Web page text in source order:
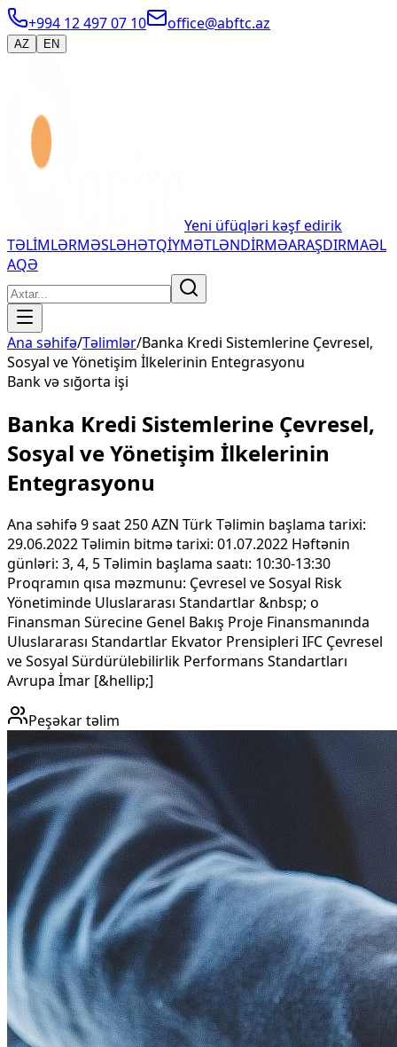
+994 12 497 07 10 office@abftc.az
AZ EN
Yeni üfüqləri kəşf edirik
TƏLİMLƏRMƏSLƏHƏTQİYMƏTLƏNDİRMƏARAŞDIRMAƏL
AQƏ
Ana səhifə/Təlimlər/Banka Kredi Sistemlerine Çevresel,
Sosyal ve Yönetişim İlkelerinin Entegrasyonu
Bank və sığorta işi
Banka Kredi Sistemlerine Çevresel,
Sosyal ve Yönetişim İlkelerinin
Entegrasyonu
Ana səhifə 9 saat 250 AZN Türk Təlimin başlama tarixi:
29.06.2022 Təlimin bitmə tarixi: 01.07.2022 Həftənin
günləri: 3, 4, 5 Təlimin başlama saatı: 10:30-13:30
Proqramın qısa məzmunu: Çevresel ve Sosyal Risk
Yönetiminde Uluslararası Standartlar &nbsp; o
Finansman Sürecine Genel Bakış Proje Finansmanında
Uluslararası Standartlar Ekvator Prensipleri IFC Çevresel
ve Sosyal Sürdürülebilirlik Performans Standartları
Avrupa İmar [&hellip;]
Peşəkar təlim